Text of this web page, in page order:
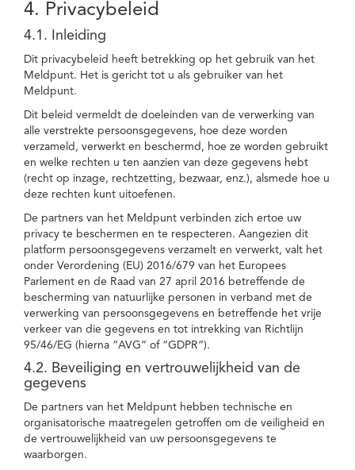
4. Privacybeleid
4.1. Inleiding
Dit privacybeleid heeft betrekking op het gebruik van het
Meldpunt. Het is gericht tot u als gebruiker van het
Meldpunt.
Dit beleid vermeldt de doeleinden van de verwerking van
alle verstrekte persoonsgegevens, hoe deze worden
verzameld, verwerkt en beschermd, hoe ze worden gebruikt
en welke rechten u ten aanzien van deze gegevens hebt
(recht op inzage, rechtzetting, bezwaar, enz.), alsmede hoe u
deze rechten kunt uitoefenen.
De partners van het Meldpunt verbinden zich ertoe uw
privacy te beschermen en te respecteren. Aangezien dit
platform persoonsgegevens verzamelt en verwerkt, valt het
onder Verordening (EU) 2016/679 van het Europees
Parlement en de Raad van 27 april 2016 betreffende de
bescherming van natuurlijke personen in verband met de
verwerking van persoonsgegevens en betreffende het vrije
verkeer van die gegevens en tot intrekking van Richtlijn
95/46/EG (hierna “AVG” of “GDPR”).
4.2. Beveiliging en vertrouwelijkheid van de
gegevens
De partners van het Meldpunt hebben technische en
organisatorische maatregelen getroffen om de veiligheid en
de vertrouwelijkheid van uw persoonsgegevens te
waarborgen.